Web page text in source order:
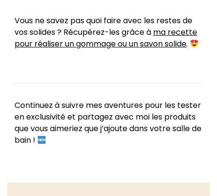
Vous ne savez pas quoi faire avec les restes de
vos solides ? Récupérez-les grâce à ma recette
pour réaliser un gommage ou un savon solide.
Continuez à suivre mes aventures pour les tester
en exclusivité et partagez avec moi les produits
que vous aimeriez que j’ajoute dans votre salle de
bain !